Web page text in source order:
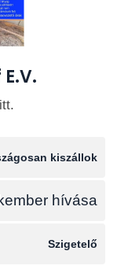
kiszállok
hívása
Szigetelő